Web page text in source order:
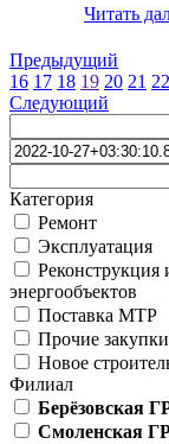
Читать
Предыдущий
16 17 18 19 20 21 22
Следующий
Категория
Ремонт
Эксплуатация
Реконструкция
энергообъектов
Поставка МТР
Прочие закупки
Новое
Филиал
Берёзовская
Смоленская